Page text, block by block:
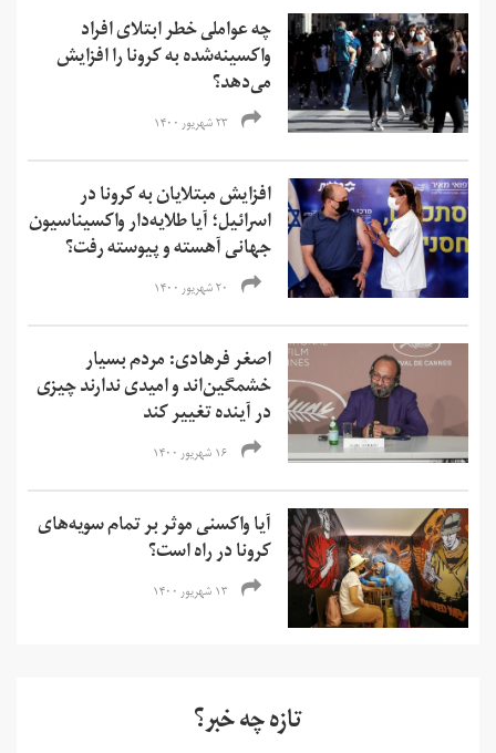
چه عواملی خطر ابتلای افراد
واکسینه‌شده به کرونا را افزایش
می‌دهد؟
۲۳ شهریور ۱۴۰۰
افزایش مبتلایان به کرونا در
اسرائیل؛ آیا طلایه‌دار واکسیناسیون
جهانی آهسته و پیوسته رفت؟
۲۰ شهریور ۱۴۰۰
اصغر فرهادی: مردم بسیار
خشمگین‌‌اند و امیدی ندارند چیزی
در آینده تغییر کند
۱۶ شهریور ۱۴۰۰
آیا واکسنی موثر بر تمام سویه‌های
کرونا در راه است؟
۱۳ شهریور ۱۴۰۰
تازه چه خبر؟